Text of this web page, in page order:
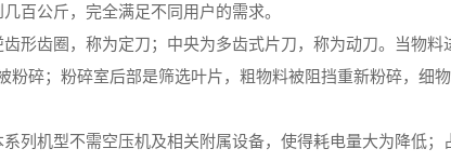
百公斤，完全满足不同用户的需求。
形齿圈，称为定刀；中央为多齿式片刀，称为动刀。当物
粉碎；粉碎室后部是筛选叶片，粗物料被阻挡重新粉碎，细
列机型不需空压机及相关附属设备，使得耗电量大为降低；